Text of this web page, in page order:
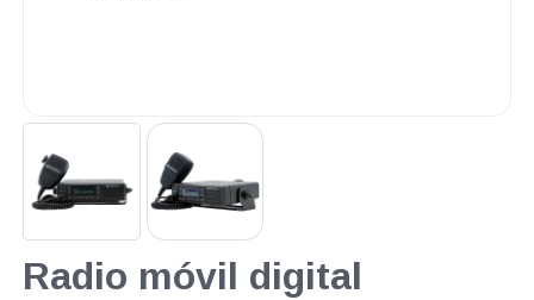
Radio móvil digital